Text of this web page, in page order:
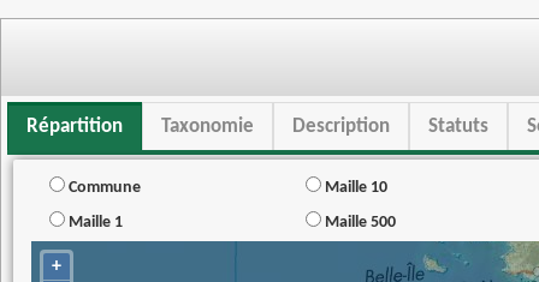
Répartition Taxonomie Description Statuts
Commune
Maille 10
Maille 1
Maille 500
+